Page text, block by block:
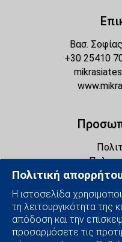
Πολιτική
Η ιστοσελίδα
τη λειτουργικότητα της
απόδοση και την
προσαρμόσετε τις
Βασ.
+30 25410